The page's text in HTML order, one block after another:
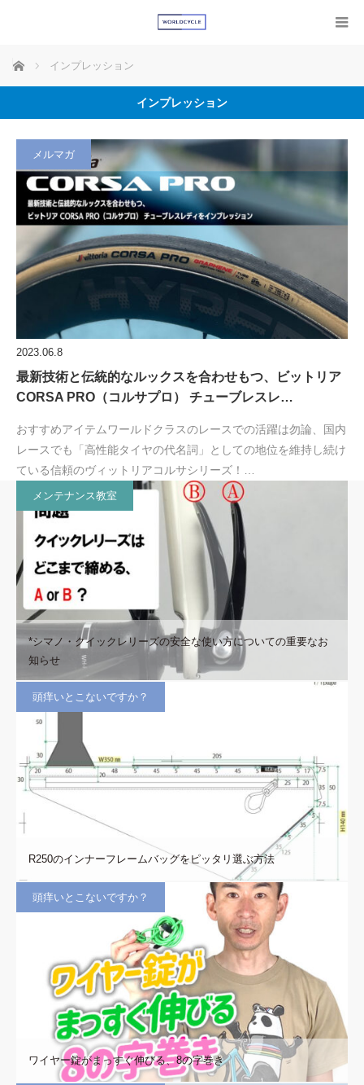
ホーム インプレッション
インプレッション
メルマガ
2023.06.8
最新技術と伝統的なルックスを合わせもつ、ビットリア
CORSA PRO（コルサプロ） チューブレスレ…
おすすめアイテムワールドクラスのレースでの活躍は勿論、国内
レースでも「高性能タイヤの代名詞」としての地位を維持し続け
ている信頼のヴィットリアコルサシリーズ！…
メンテナンス教室
*シマノ・クイックレリーズの安全な使い方についての重要なお
知らせ
頭痒いとこないですか？
R250のインナーフレームバッグをピッタリ選ぶ方法
頭痒いとこないですか？
ワイヤー錠がまっすぐ伸びる、8の字巻き